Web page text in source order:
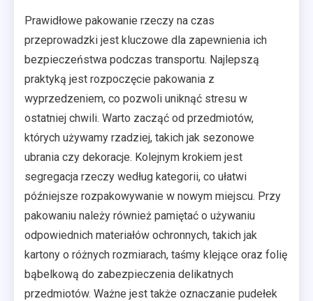
Prawidłowe pakowanie rzeczy na czas
przeprowadzki jest kluczowe dla zapewnienia ich
bezpieczeństwa podczas transportu. Najlepszą
praktyką jest rozpoczęcie pakowania z
wyprzedzeniem, co pozwoli uniknąć stresu w
ostatniej chwili. Warto zacząć od przedmiotów,
których używamy rzadziej, takich jak sezonowe
ubrania czy dekoracje. Kolejnym krokiem jest
segregacja rzeczy według kategorii, co ułatwi
późniejsze rozpakowywanie w nowym miejscu. Przy
pakowaniu należy również pamiętać o używaniu
odpowiednich materiałów ochronnych, takich jak
kartony o różnych rozmiarach, taśmy klejące oraz folię
bąbelkową do zabezpieczenia delikatnych
przedmiotów. Ważne jest także oznaczanie pudełek